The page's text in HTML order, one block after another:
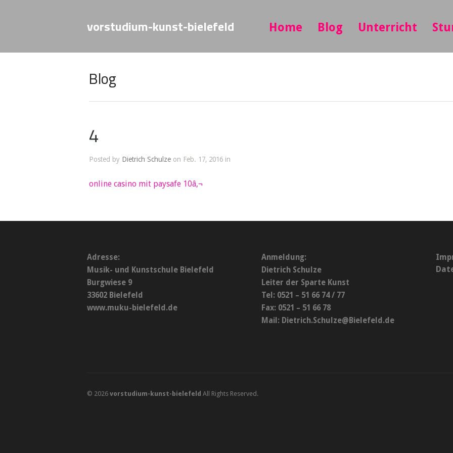
vorstudium-kunst-bielefeld Home Blog Unterricht
Blog
4
Posted by Dietrich Schulze on Feb. 17, 2016 in
online casino mit paysafe 10â‚¬
Adresse:
Musik- und Kunstschule Bielefeld
Burgwiese 9
33602 Bielefeld
www.muku-bielefeld.de
Anmeldung:
Dietrich Schulze
Leiter der Sparte Kunst
Tel: 0521 – 51 66 74 / 77
Fax: 0521 – 51 66 78
Mail: Dietrich.Schulze@Bielefeld.de
© 2026 vorstudium-kunst-bielefeld All Rights Reserved.